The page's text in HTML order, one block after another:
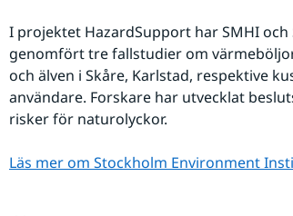
I projektet HazardSupport har SMHI
genomfört tre fallstudier om
och älven i Skåre, Karlstad, respektive
användare. Forskare har utvecklat
risker för naturolyckor.
Läs mer om Stockholm Environment